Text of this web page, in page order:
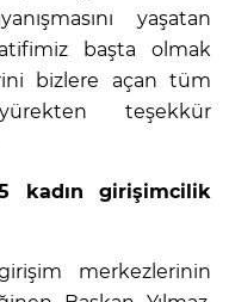
yaşatan
başta olmak
bizlere açan tüm
teşekkür
kadın girişimcilik
merkezlerinin